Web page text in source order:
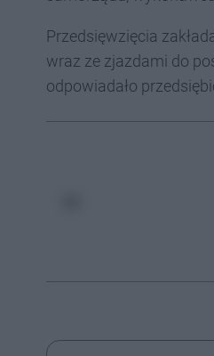
Przedsięwzięcia
wraz ze zjazdami do
odpowiadało